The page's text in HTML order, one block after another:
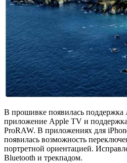
В прошивке появилась поддержка
приложение Apple TV и
ProRAW. В приложениях для
появилась возможность
портретной ориентацией.
Bluetooth и трекпадом.